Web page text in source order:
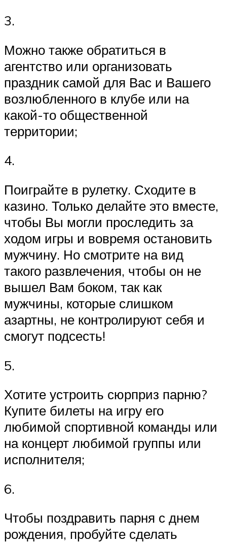
3.
Можно также обратиться в
агентство или организовать
праздник самой для Вас и Вашего
возлюбленного в клубе или на
какой-то общественной
территории;
4.
Поиграйте в рулетку. Сходите в
казино. Только делайте это вместе,
чтобы Вы могли проследить за
ходом игры и вовремя остановить
мужчину. Но смотрите на вид
такого развлечения, чтобы он не
вышел Вам боком, так как
мужчины, которые слишком
азартны, не контролируют себя и
смогут подсесть!
5.
Хотите устроить сюрприз парню?
Купите билеты на игру его
любимой спортивной команды или
на концерт любимой группы или
исполнителя;
6.
Чтобы поздравить парня с днем
рождения, пробуйте сделать